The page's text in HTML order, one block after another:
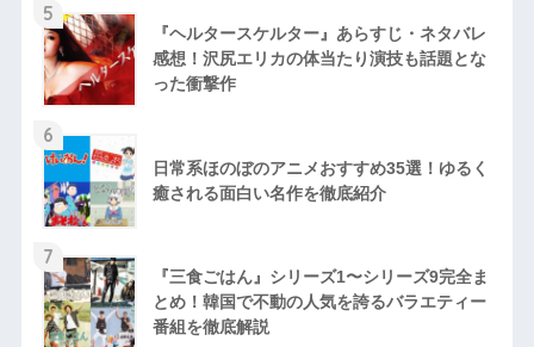
5
『ヘルタースケルター』あらすじ・ネタバレ
感想！沢尻エリカの体当たり演技も話題とな
った衝撃作
6
日常系ほのぼのアニメおすすめ35選！ゆるく
癒される面白い名作を徹底紹介
7
『三食ごはん』シリーズ1〜シリーズ9完全ま
とめ！韓国で不動の人気を誇るバラエティー
番組を徹底解説